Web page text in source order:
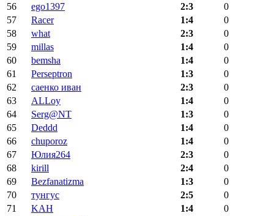
56 ego1397 2:3
0
57
Racer 1:4
0
58
what 2:3
0
59
millas 1:4
0
60
bemsha 1:4
0
61
Perseptron 1:3
0
62
саенко иван 2:3
0
63
ALLoy 1:4
0
64
Serg@NT 1:3
0
65
Deddd 1:4
0
66
chuporoz 1:4
0
67
Юлия264 2:3
0
68
kirill 2:4
0
69
Bezfanatizma 1:3
0
70
тунгус 2:5
0
71
KAH 1:4
0